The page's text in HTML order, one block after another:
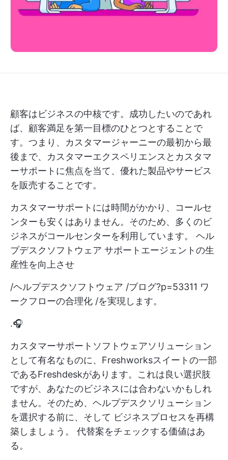
顧客はビジネスの中核です。成功したいのであれ
ば、顧客満足を第一目標のひとつとすることで
す。つまり、カスタマージャーニーの最初から最
後まで、カスタマーエクスペリエンスとカスタマ
ーサポートに焦点を当て、優れた製品やサービス
を販売することです。
カスタマーサポートには時間がかかり、コールセ
ンターも安くはありません。そのため、多くのビ
ジネスがコールセンターを利用しています。 ヘル
プデスクソフトウェア サポートエージェントの生
産性を向上させ
/ヘルプデスクソフトウェア /ブログ?p=53311 ワ
ークフローの合理化 /を実現します。
.🎧
カスタマーサポートソフトウェアソリューション
として有名なものに、Freshworksスイートの一部
であるFreshdeskがあります。これは良い選択肢
ですが、あなたのビジネスには合わないかもしれ
ません。そのため、ヘルプデスクソリューション
を選択する前に、そして ビジネスプロセスを再構
築しましょう。
代替案をチェックする価値はあ
る。